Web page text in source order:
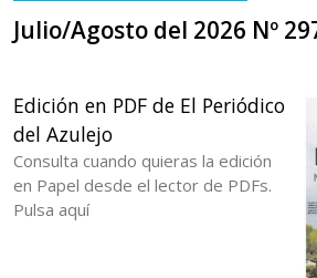
Julio/Agosto del 2026 Nº
Edición en PDF de El Periódico
del Azulejo
Consulta cuando quieras la edición
en Papel desde el lector de PDFs.
Pulsa aquí